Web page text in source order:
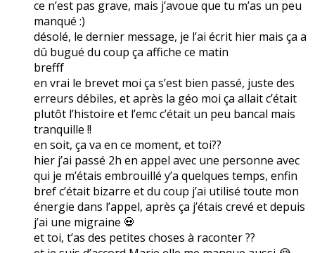
ce n’est pas grave, mais j’avoue que tu m’as un peu
manqué :)
désolé, le dernier message, je l’ai écrit hier mais ça a
dû bugué du coup ça affiche ce matin
brefff
en vrai le brevet moi ça s’est bien passé, juste des
erreurs débiles, et après la géo moi ça allait c’était
plutôt l’histoire et l’emc c’était un peu bancal mais
tranquille !!
en soit, ça va en ce moment, et toi??
hier j’ai passé 2h en appel avec une personne avec
qui je m’étais embrouillé y’a quelques temps, enfin
bref c’était bizarre et du coup j’ai utilisé toute mon
énergie dans l’appel, après ça j’étais crevé et depuis
j’ai une migraine 💀
et toi, t’as des petites choses à raconter ??